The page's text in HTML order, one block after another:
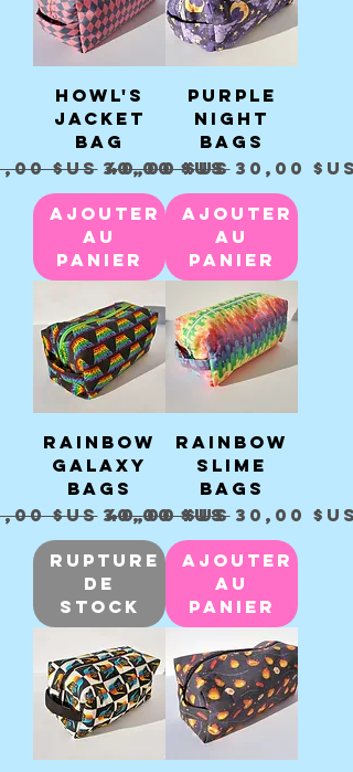
Howl's
Jacket
Bag
original
$US Prix promotionnel
30,00 $US
Ajouter
au
panier
Purple
Night
Bags
Prix original
40,00 $US Prix
30,00 $US
Ajouter
au
panier
Rainbow
Galaxy
Bags
original
$US Prix promotionnel
30,00 $US
Rupture
de
stock
Rainbow
Slime
Bags
Prix original
40,00 $US Prix
30,00 $US
Ajouter
au
panier